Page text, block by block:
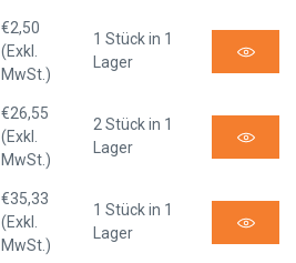
€2,50
(Exkl.
MwSt.)
1 Stück in 1
Lager
€26,55
(Exkl.
MwSt.)
2 Stück in 1
Lager
€35,33
(Exkl.
MwSt.)
1 Stück in 1
Lager